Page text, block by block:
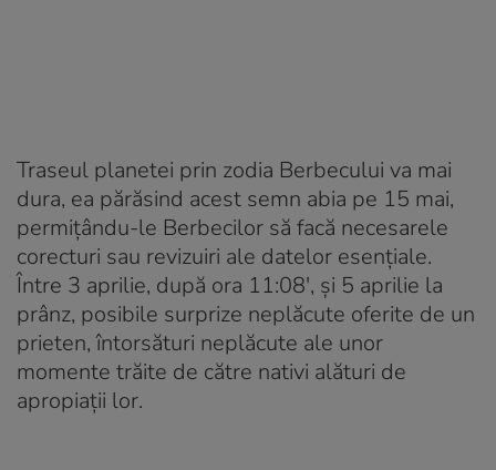
Traseul planetei prin zodia Berbecului va mai
dura, ea părăsind acest semn abia pe 15 mai,
permițându-le Berbecilor să facă necesarele
corecturi sau revizuiri ale datelor esențiale.
Între 3 aprilie, după ora 11:08′, și 5 aprilie la
prânz, posibile surprize neplăcute oferite de un
prieten, întorsături neplăcute ale unor
momente trăite de către nativi alături de
apropiații lor.